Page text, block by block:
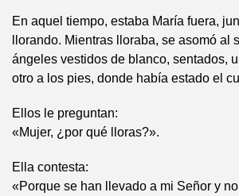
En aquel tiempo, estaba María fuera,
llorando. Mientras lloraba, se asomó al
ángeles vestidos de blanco, sentados,
otro a los pies, donde había estado el
Ellos le preguntan:
«Mujer, ¿por qué lloras?».
Ella contesta:
«Porque se han llevado a mi Señor y